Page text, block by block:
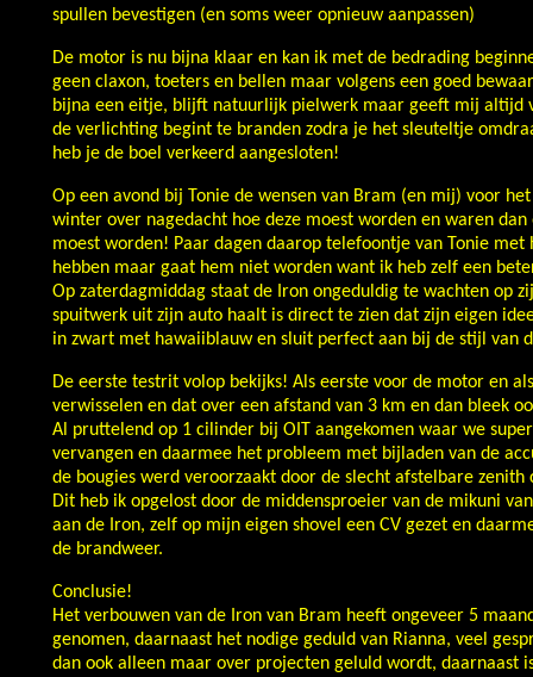
spullen bevestigen (en soms weer opnieuw aanpassen)
De motor is nu bijna klaar en kan ik met de bedrading
geen claxon, toeters en bellen maar volgens een goed
bijna een eitje, blijft natuurlijk pielwerk maar geeft mij altijd
de verlichting begint te branden zodra je het sleuteltje
heb je de boel verkeerd aangesloten!
Op een avond bij Tonie de wensen van Bram (en mij) voor
winter over nagedacht hoe deze moest worden en waren dan
moest worden! Paar dagen daarop telefoontje van Tonie
hebben maar gaat hem niet worden want ik heb zelf een
Op zaterdagmiddag staat de Iron ongeduldig te wachten op
spuitwerk uit zijn auto haalt is direct te zien dat zijn eigen
in zwart met hawaiiblauw en sluit perfect aan bij de stijl van
De eerste testrit volop bekijks! Als eerste voor de motor en
verwisselen en dat over een afstand van 3 km en dan bleek
Al pruttelend op 1 cilinder bij OIT aangekomen waar we
vervangen en daarmee het probleem met bijladen van de
de bougies werd veroorzaakt door de slecht afstelbare zenith
Dit heb ik opgelost door de middensproeier van de mikuni
aan de Iron, zelf op mijn eigen shovel een CV gezet en
de brandweer.
Conclusie!
Het verbouwen van de Iron van Bram heeft ongeveer 5
genomen, daarnaast het nodige geduld van Rianna, veel
dan ook alleen maar over projecten geluld wordt, daarnaast